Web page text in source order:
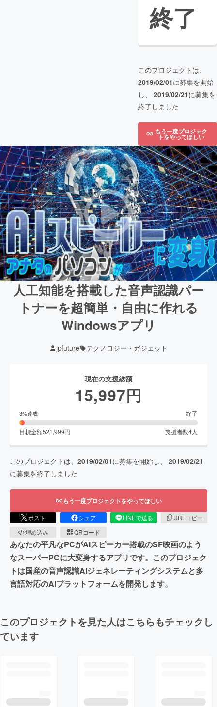
終了
このプロジェクトは、
2019/02/01に募集を開始
し、 2019/02/21に募集を
終了しました
もう一度プロジェク
トをやってほしい
人工知能を搭載した音声認識パー
トナーを超簡単・自由に作れる
Windowsアプリ
jpfuture テクノロジー・ガジェット
現在の支援総額
15,997円
3%達成 終了
目標金額521,999円 支援者数4人
このプロジェクトは、 2019/02/01に募集を開始し、 2019/02/21
に募集を終了しました
もう一度プロジェクトをやってほしい
ポスト シェア LINEで送る
URLコピー
埋め込み
QRコード
あなたの平凡なPCがAIスピーカー搭載のSF映画のよう
なスーパーPCに大変身するアプリです。このプロジェク
トは国産の音声認識AIジェネレーティングシステムと多
言語対応のAIプラットフォームを開発します。
このプロジェクトを見た人はこちらもチェックし
ています